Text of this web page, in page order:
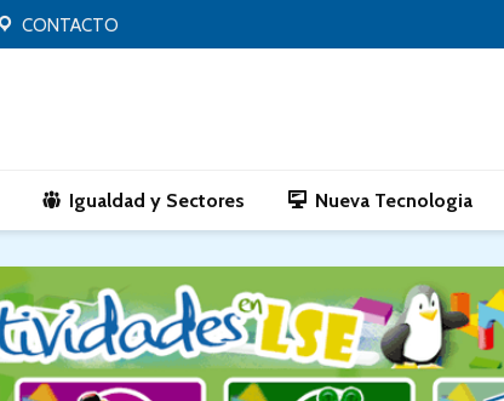
CONTACTO
Igualdad y Sectores Nueva Tecnologia